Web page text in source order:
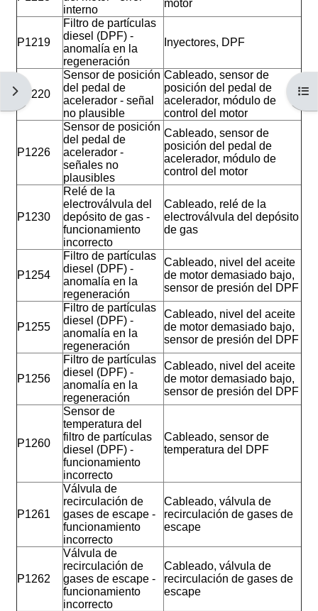
Abrir cajón de bloques
interno
motor
P1219
Filtro de partículas
diesel (DPF) -
anomalía en la
regeneración
Inyectores, DPF
P1220
Sensor de posición
del pedal de
acelerador - señal
no plausible
Cableado, sensor de
posición del pedal de
acelerador, módulo de
control del motor
P1226
Sensor de posición
del pedal de
acelerador -
señales no
plausibles
Cableado, sensor de
posición del pedal de
acelerador, módulo de
control del motor
P1230
Relé de la
electroválvula del
depósito de gas -
funcionamiento
incorrecto
Cableado, relé de la
electroválvula del depósito
de gas
P1254
Filtro de partículas
diesel (DPF) -
anomalía en la
regeneración
Cableado, nivel del aceite
de motor demasiado bajo,
sensor de presión del DPF
P1255
Filtro de partículas
diesel (DPF) -
anomalía en la
regeneración
Cableado, nivel del aceite
de motor demasiado bajo,
sensor de presión del DPF
P1256
Filtro de partículas
diesel (DPF) -
anomalía en la
regeneración
Cableado, nivel del aceite
de motor demasiado bajo,
sensor de presión del DPF
P1260
Sensor de
temperatura del
filtro de partículas
diesel (DPF) -
funcionamiento
incorrecto
Cableado, sensor de
temperatura del DPF
P1261
Válvula de
recirculación de
gases de escape -
funcionamiento
incorrecto
Cableado, válvula de
recirculación de gases de
escape
P1262
Válvula de
recirculación de
gases de escape -
funcionamiento
incorrecto
Cableado, válvula de
recirculación de gases de
escape